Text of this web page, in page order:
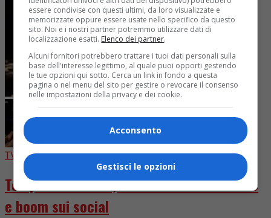
TV 1 settimana fa
Temptation Island, record storico di share
e boom sui social
essere condivise con questi ultimi, da loro visualizzate e
memorizzate oppure essere usate nello specifico da questo
sito. Noi e i nostri partner potremmo utilizzare dati di
localizzazione esatti. Elenco dei partner.
Alcuni fornitori potrebbero trattare i tuoi dati personali sulla
base dell'interesse legittimo, al quale puoi opporti gestendo
le tue opzioni qui sotto. Cerca un link in fondo a questa
pagina o nel menu del sito per gestire o revocare il consenso
nelle impostazioni della privacy e dei cookie.
Acconsento
Gestisci le opzioni